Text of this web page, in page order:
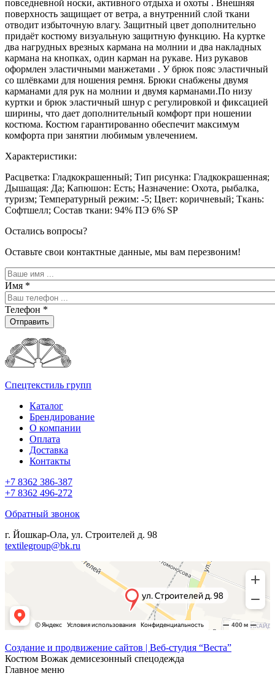
повседневной носки, активного отдыха и охоты . Внешняя
поверхность защищает от ветра, а внутренний слой ткани
отводит избыточную влагу. Защитный цвет дополнительно
придаёт костюму визуальную защитную функцию. На куртке
два нагрудных врезных кармана на молнии и два накладных
кармана на кнопках, один карман на рукаве. Низ рукавов
оформлен эластичными манжетами . У брюк пояс эластичный
со шлёвками для ношения ремня. Брюки снабжены двумя
карманами для рук на молнии и двумя карманами.По низу
куртки и брюк эластичный шнур с регулировкой и фиксацией
ширины, что дает дополнительный комфорт при ношении
костюма. Костюм гарантированно обеспечит максимум
комфорта при занятии любимым увлечением.
Характеристики:
Расцветка: Гладкокрашенный; Тип рисунка: Гладкокрашенная;
Дышащая: Да; Капюшон: Есть; Назначение: Охота, рыбалка,
туризм; Температурный режим: -5; Цвет: коричневый; Ткань:
Софтшелл; Состав ткани: 94% ПЭ 6% SP
Остались вопросы?
Оставьте свои контактные данные, мы вам перезвоним!
Имя *
Телефон *
Отправить
Спецтекстиль групп
Каталог
Брендирование
О компании
Оплата
Доставка
Контакты
+7 8362 386-387
+7 8362 496-272
Обратный звонок
г. Йошкар-Ола, ул. Строителей д. 98
textilegroup@bk.ru
Создание и продвижение сайтов | Веб-студия “Веста”
Костюм Вожак демисезонный спецодежда
Главное меню